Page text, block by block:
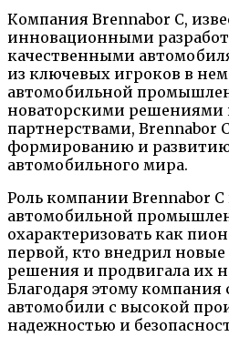
Компания Brennabor C,
инновационными
качественными
из ключевых игроков в
автомобильной
новаторскими решениями
партнерствами, Brennabor
формированию и
автомобильного мира.
Роль компании Brennabor
автомобильной
охарактеризовать как
первой, кто внедрил новые
решения и продвигала их
Благодаря этому компания
автомобили с высокой
надежностью и